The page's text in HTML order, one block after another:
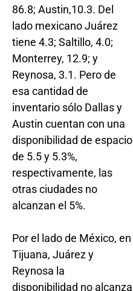
86.8; Austin,10.3. Del
lado mexicano Juárez
tiene 4.3; Saltillo, 4.0;
Monterrey, 12.9; y
Reynosa, 3.1. Pero de
esa cantidad de
inventario sólo Dallas y
Austin cuentan con una
disponibilidad de espacio
de 5.5 y 5.3%,
respectivamente, las
otras ciudades no
alcanzan el 5%.
Por el lado de México, en
Tijuana, Juárez y
Reynosa la
disponibilidad no alcanza